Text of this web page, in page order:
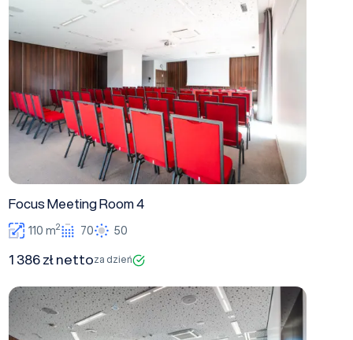
Focus Meeting Room 4
110 m2 70 50
1 386 zł nettoza dzień
Focus Meeting Room 3